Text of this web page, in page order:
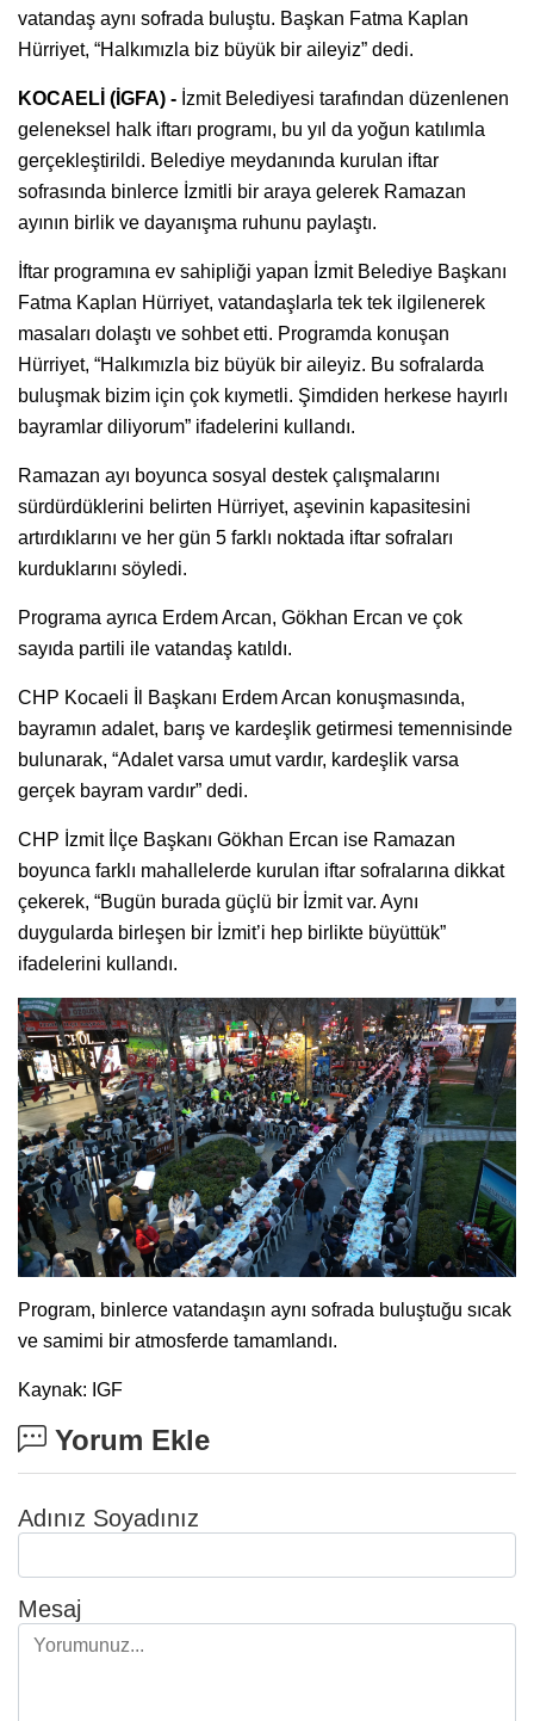
vatandaş aynı sofrada buluştu. Başkan Fatma Kaplan
Hürriyet, “Halkımızla biz büyük bir aileyiz” dedi.
KOCAELİ (İGFA) - İzmit Belediyesi tarafından düzenlenen
geleneksel halk iftarı programı, bu yıl da yoğun katılımla
gerçekleştirildi. Belediye meydanında kurulan iftar
sofrasında binlerce İzmitli bir araya gelerek Ramazan
ayının birlik ve dayanışma ruhunu paylaştı.
İftar programına ev sahipliği yapan İzmit Belediye Başkanı
Fatma Kaplan Hürriyet, vatandaşlarla tek tek ilgilenerek
masaları dolaştı ve sohbet etti. Programda konuşan
Hürriyet, “Halkımızla biz büyük bir aileyiz. Bu sofralarda
buluşmak bizim için çok kıymetli. Şimdiden herkese hayırlı
bayramlar diliyorum” ifadelerini kullandı.
Ramazan ayı boyunca sosyal destek çalışmalarını
sürdürdüklerini belirten Hürriyet, aşevinin kapasitesini
artırdıklarını ve her gün 5 farklı noktada iftar sofraları
kurduklarını söyledi.
Programa ayrıca Erdem Arcan, Gökhan Ercan ve çok
sayıda partili ile vatandaş katıldı.
CHP Kocaeli İl Başkanı Erdem Arcan konuşmasında,
bayramın adalet, barış ve kardeşlik getirmesi temennisinde
bulunarak, “Adalet varsa umut vardır, kardeşlik varsa
gerçek bayram vardır” dedi.
CHP İzmit İlçe Başkanı Gökhan Ercan ise Ramazan
boyunca farklı mahallelerde kurulan iftar sofralarına dikkat
çekerek, “Bugün burada güçlü bir İzmit var. Aynı
duygularda birleşen bir İzmit’i hep birlikte büyüttük”
ifadelerini kullandı.
Program, binlerce vatandaşın aynı sofrada buluştuğu sıcak
ve samimi bir atmosferde tamamlandı.
Kaynak: IGF
Yorum Ekle
Adınız Soyadınız
Mesaj